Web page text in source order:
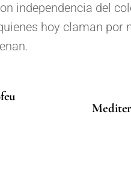
independencia del
hoy claman por